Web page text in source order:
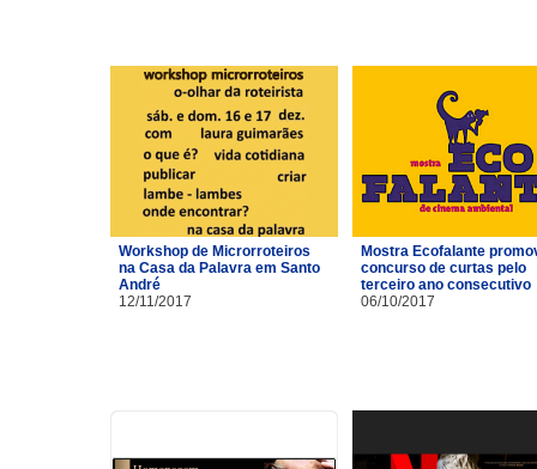
Workshop de Microrroteiros
na Casa da Palavra em Santo
André
12/11/2017
Mostra Ecofalante
concurso de curtas pelo
terceiro ano consecutivo
06/10/2017